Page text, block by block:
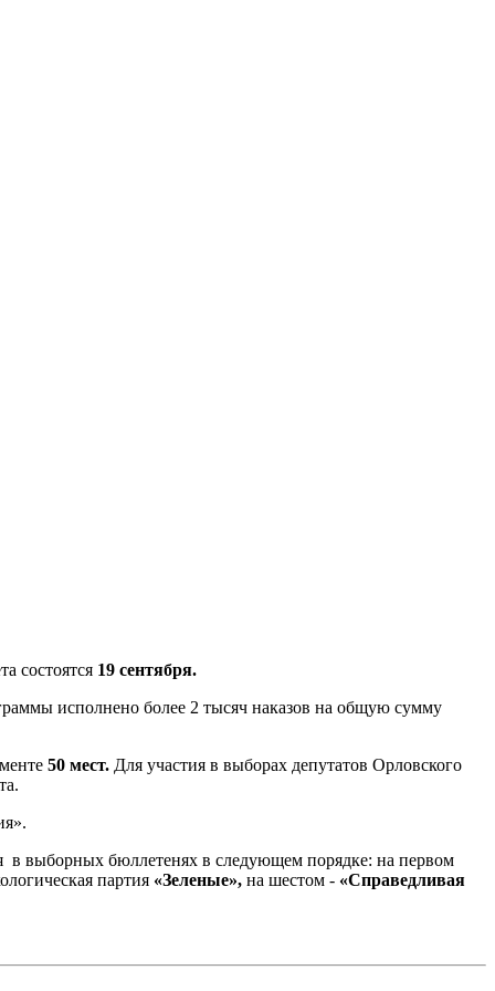
состоятся 19 сентября.
исполнено более 2 тысяч наказов на общую сумму
50 мест. Для участия в выборах депутатов Орловского
в выборных бюллетенях в следующем порядке: на первом
партия «Зеленые», на шестом - «Справедливая